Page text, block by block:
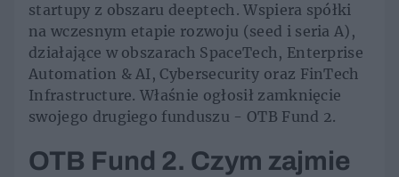
startupy z obszaru deeptech. Wspiera spółki
na wczesnym etapie rozwoju (seed i seria A),
działające w obszarach SpaceTech, Enterprise
Automation & AI, Cybersecurity oraz FinTech
Infrastructure. Właśnie ogłosił zamknięcie
swojego drugiego funduszu - OTB Fund 2.
OTB Fund 2. Czym zajmie